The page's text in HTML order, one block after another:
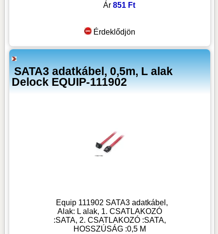
Ár851 Ft
Érdeklődjön
SATA3 adatkábel, 0,5m, L alak
Delock EQUIP-111902
Equip 111902 SATA3 adatkábel,
Alak: L alak, 1. CSATLAKOZÓ
:SATA, 2. CSATLAKOZÓ :SATA,
HOSSZÚSÁG :0,5 M